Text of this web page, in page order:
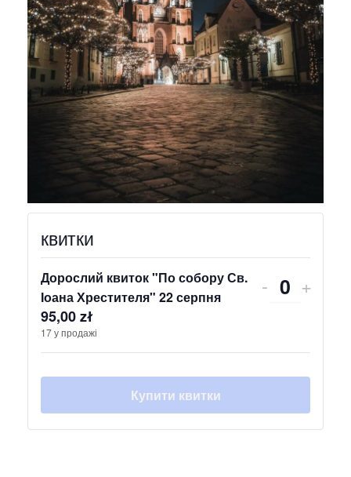
квитки
Дорослий квиток "По собору Св.
Іоана Хрестителя" 22 серпня
95,00zł
17у продажі
-
К
л
ь
і
+
Купити квитки